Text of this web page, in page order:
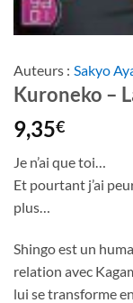
Auteurs : Sakyo
Kuroneko –
9,35€
Je n’ai que toi…
Et pourtant j’ai
plus…
Shingo est un
relation avec
lui se transforme